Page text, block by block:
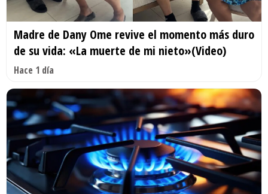
Madre de Dany Ome revive el momento más duro
de su vida: «La muerte de mi nieto»(Video)
Hace 1 día